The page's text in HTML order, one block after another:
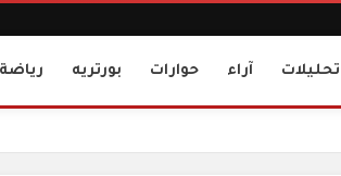
تحليلات آراء حوارات بورتريه رياضة